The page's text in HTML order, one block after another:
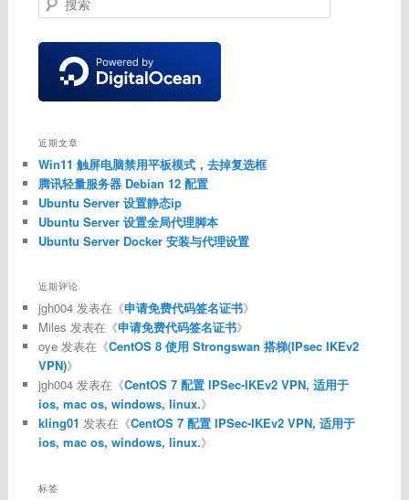
索
近期文章
Win11 触屏电脑禁用平板模式，去掉复选框
腾讯轻量服务器 Debian 12 配置
Ubuntu Server 设置静态ip
Ubuntu Server 设置全局代理脚本
Ubuntu Server Docker 安装与代理设置
近期评论
jgh004发表在《申请免费代码签名证书》
Miles 发表在《申请免费代码签名证书》
oye发表在《CentOS 8 使用 Strongswan 搭梯(IPsec IKEv2
VPN)》
jgh004发表在《CentOS 7 配置 IPSec-IKEv2 VPN, 适用于
ios, mac os, windows, linux.》
kling01 发表在《CentOS 7 配置 IPSec-IKEv2 VPN, 适用于
ios, mac os, windows, linux.》
标签